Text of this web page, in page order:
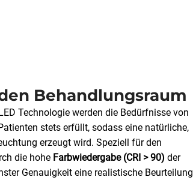
Behandlungsraum
Technologie werden die Bedürfnisse von
stets erfüllt, sodass eine natürliche,
erzeugt wird. Speziell für den
die hohe Farbwiedergabe (CRI > 90) der
Genauigkeit eine realistische Beurteilung